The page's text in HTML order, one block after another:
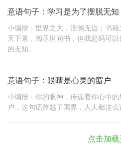
意语句子：学习是为了摆脱无知
小编按：世界之大，浩瀚无边；书
天下景，阅尽世间书，但我起码可
的无知。
意语句子：眼睛是心灵的窗户
小编按：你的眼神，传递着你心中
户，这句话跨越了国界，人人都这么
点击加